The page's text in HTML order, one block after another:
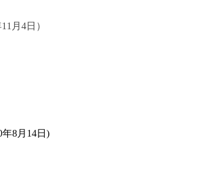
月4日 ）
8月14日)